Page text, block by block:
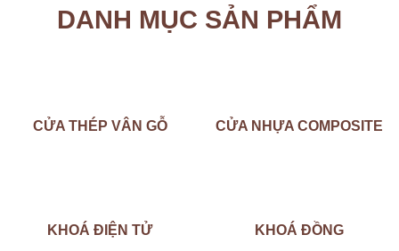
DANH MỤC SẢN PHẨM
CỬA THÉP VÂN GỖ CỬA NHỰA COMPOSITE
KHOÁ ĐIỆN TỬ KHOÁ ĐỒNG